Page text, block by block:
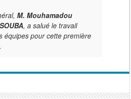
M. Mouhamadou
, a salué le travail
équipes pour cette première